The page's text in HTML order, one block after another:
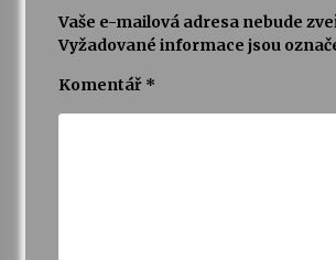
Vaše e-mailová adresa nebude
Vyžadované informace jsou
Komentář *